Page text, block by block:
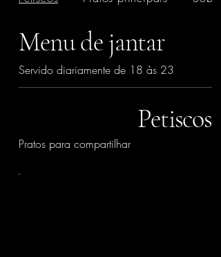
Menu de jantar
Servido diariamente de 18 às 23
Petiscos
Pratos para compartilhar